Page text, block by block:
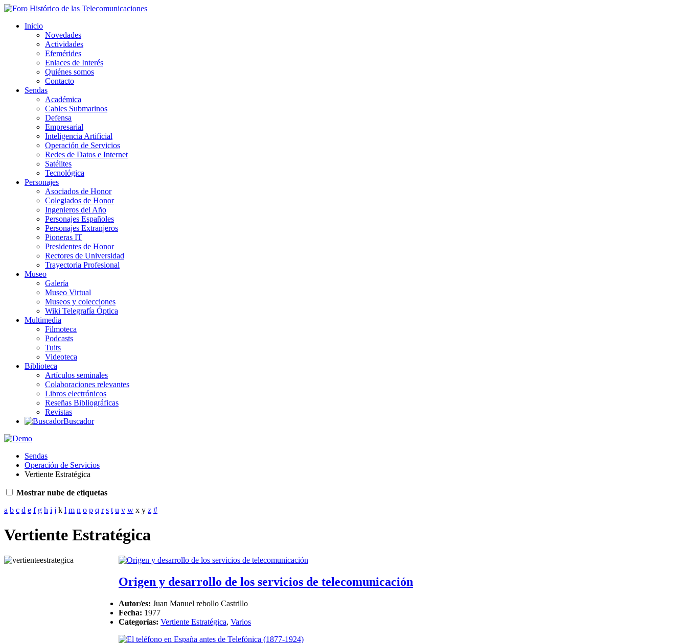
Inicio
Novedades
Actividades
Efemérides
Enlaces de Interés
Quiénes somos
Contacto
Sendas
Académica
Cables Submarinos
Defensa
Empresarial
Inteligencia Artificial
Operación de Servicios
Redes de Datos e Internet
Satélites
Tecnológica
Personajes
Asociados de Honor
Colegiados de Honor
Ingenieros del Año
Personajes Españoles
Personajes Extranjeros
Pioneras IT
Presidentes de Honor
Rectores de Universidad
Trayectoria Profesional
Museo
Galería
Museo Virtual
Museos y colecciones
Wiki Telegrafía Óptica
Multimedia
Filmoteca
Podcasts
Tuits
Videoteca
Biblioteca
Artículos seminales
Colaboraciones relevantes
Libros electrónicos
Reseñas Bibliográficas
Revistas
Buscador
Sendas
Operación de Servicios
Vertiente Estratégica
Mostrar nube de etiquetas
a b c d e f g h i j k l m n o p q r s t u v w x y z #
Vertiente Estratégica
Origen y desarrollo de los servicios de telecomunicación
Autor/es: Juan Manuel rebollo Castrillo
Fecha: 1977
Categorías: Vertiente Estratégica, Varios